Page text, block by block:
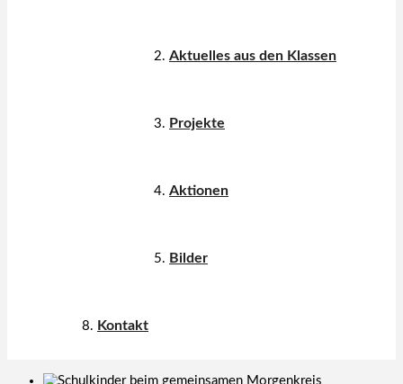
Aktuelles aus den Klassen
Projekte
Aktionen
Bilder
Kontakt